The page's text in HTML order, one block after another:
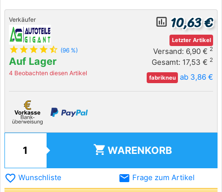
Verkäufer
star star star star star_half (96 %)
Auf Lager
4 Beobachten diesen Artikel
insert_chart_outlined 10,63 €
Letzter Artikel
Versand: 6,90 € 2
Gesamt: 17,53 € 2
fabrikneu ab 3,86 €
shopping_cart WARENKORB
favorite_border Wunschliste email Frage zum Artikel